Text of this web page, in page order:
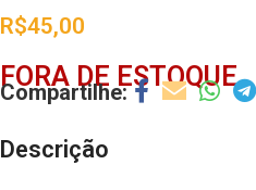
R$45,00
FORA DE ESTOQUE
Descrição